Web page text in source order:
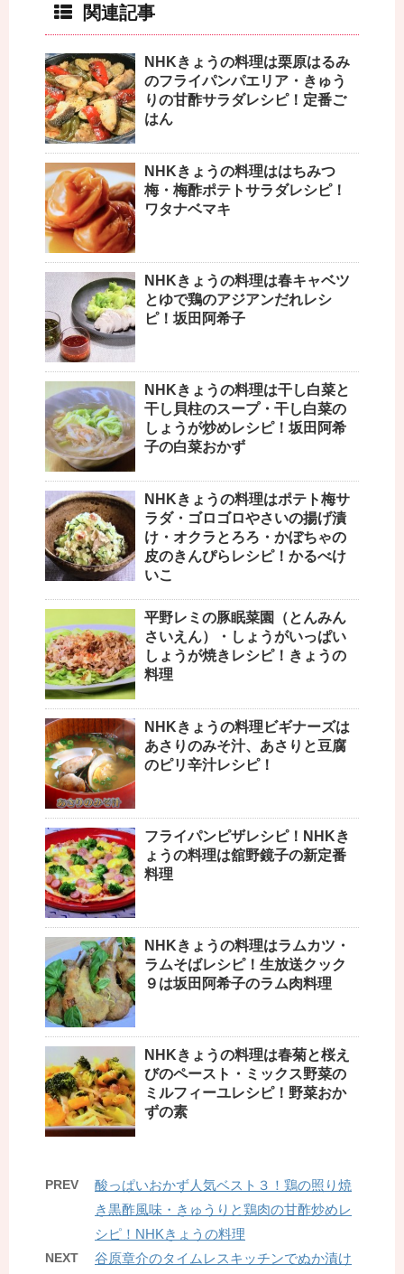
関連記事
NHKきょうの料理は栗原はるみ
のフライパンパエリア・きゅう
りの甘酢サラダレシピ！定番ご
はん
NHKきょうの料理ははちみつ
梅・梅酢ポテトサラダレシピ！
ワタナベマキ
NHKきょうの料理は春キャベツ
とゆで鶏のアジアンだれレシ
ピ！坂田阿希子
NHKきょうの料理は干し白菜と
干し貝柱のスープ・干し白菜の
しょうが炒めレシピ！坂田阿希
子の白菜おかず
NHKきょうの料理はポテト梅サ
ラダ・ゴロゴロやさいの揚げ漬
け・オクラとろろ・かぼちゃの
皮のきんぴらレシピ！かるべけ
いこ
平野レミの豚眠菜園（とんみん
さいえん）・しょうがいっぱい
しょうが焼きレシピ！きょうの
料理
NHKきょうの料理ビギナーズは
あさりのみそ汁、あさりと豆腐
のピリ辛汁レシピ！
フライパンピザレシピ！NHKき
ょうの料理は舘野鏡子の新定番
料理
NHKきょうの料理はラムカツ・
ラムそばレシピ！生放送クック
９は坂田阿希子のラム肉料理
NHKきょうの料理は春菊と桜え
びのペースト・ミックス野菜の
ミルフィーユレシピ！野菜おか
ずの素
PREV
酸っぱいおかず人気ベスト３！鶏の照り焼
き黒酢風味・きゅうりと鶏肉の甘酢炒めレ
シピ！NHKきょうの料理
NEXT 谷原章介のタイムレスキッチンでぬか漬け